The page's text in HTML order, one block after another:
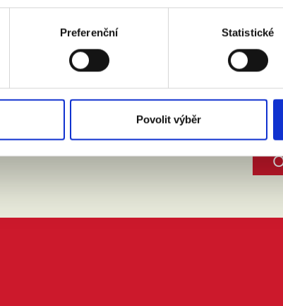
Preferenční Statistické
Povolit výběr
doprovodem.
se zpracováním osobních údajů podle zákona č. 101/